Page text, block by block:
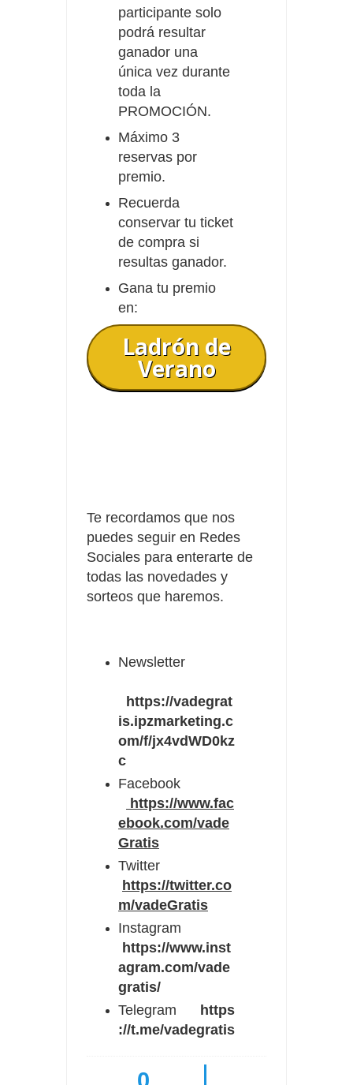
participante solo
podrá resultar
ganador una
única vez durante
toda la
PROMOCIÓN.
Máximo 3
reservas por
premio.
Recuerda
conservar tu ticket
de compra si
resultas ganador.
Gana tu premio
en:
Ladrón de
Verano
Te recordamos que nos
puedes seguir en Redes
Sociales para enterarte de
todas las novedades y
sorteos que haremos.
Newsletter
https://vadegrat
is.ipzmarketing.c
om/f/jx4vdWD0kz
c
Facebook
https://www.fac
ebook.com/vade
Gratis
Twitter
https://twitter.co
m/vadeGratis
Instagram
https://www.inst
agram.com/vade
gratis/
Telegram
https
://t.me/vadegratis